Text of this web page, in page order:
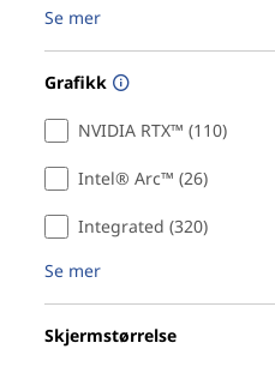
Se mer
Grafikk
NVIDIA RTX™ (110)
Intel® Arc™ (26)
Integrated (320)
Se mer
Skjermstørrelse